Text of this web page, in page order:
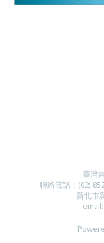
臺灣
聯絡電話： (02)
新北市
email: